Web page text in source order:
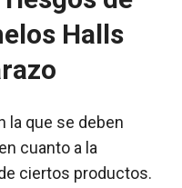
Halls
la que se deben
cuanto a la
ciertos productos.